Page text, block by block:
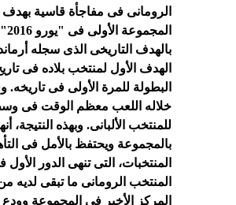
الرومانى فى مفاجأة قاسية بهدف
الهدف الأول لمنتخب بلاده فى
البطولة للمرة الأولى فى تاريخه.
خلاله اللعب معظم الوقت فى وسط
للمنتخب الألبانى. وبهذه النتيجة،
بالمجموعة ويحتفظ بالأمل فى
المنتخبات، التى تنهى الدور
المنتخب الرومانى ما تبقى لديه
المركز الأخير فى المجموعة وودع